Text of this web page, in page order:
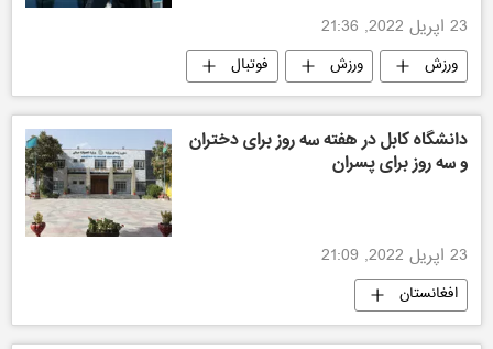
23 اپریل 2022, 21:36
ورزش ورزش فوتبال
دانشگاه ‌کابل در هفته سه روز برای دختران
و سه روز برای پسران
23 اپریل 2022, 21:09
افغانستان